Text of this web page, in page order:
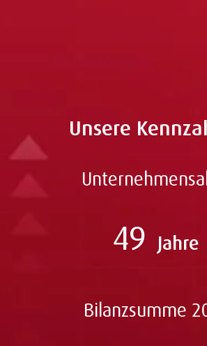
Unsere
49 Jahre
Bilanzsumme